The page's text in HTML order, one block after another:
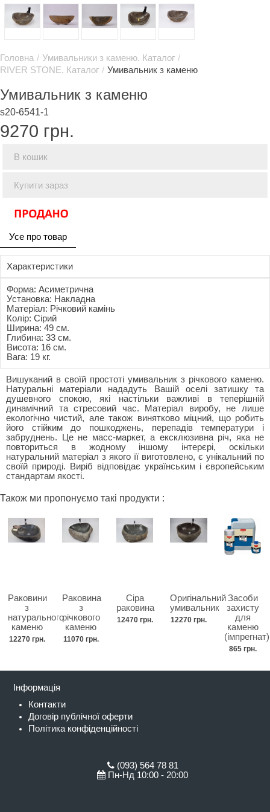
Головна / Умивальники з каменю. Каталог /
RIVER STONE. Каталог / Умивальник з каменю
Умивальник з каменю
s20-6541-1
9270 грн.
В кошик
Купити зараз
Усе про товар
Характеристики
Форма: Асиметрична
Установка: Накладна
Матеріал: Річковий камінь
Колір: Сірий
Ширина: 49 см.
Глибина: 33 см.
Висота: 16 см.
Вага: 19 кг.
Вишуканий в своїй простоті умивальник з річкового каменю.
Натуральні матеріали нададуть Вашій оселі затишку та
душевного спокою, які настільки важливі в теперішній
динамічний та стресовий час. Матеріал виробу, не лише
екологічно чистий, але також винятково міцний, що робить
його стійким до пошкоджень, перепадів температури і
забруднень. Це не масс-маркет, а ексклюзивна річ, яка не
повториться в жодному іншому інтерєрі, оскільки
натуральний матеріал з якого її виготовлено, є унікальний по
своїй природі. Виріб відповідає українським і європейським
стандартам якості.
Також ми пропонуємо такі продукти :
Раковини
з
натурального
каменю
12270 грн.
Раковина
з
річкового
каменю
11070 грн.
Сіра
раковина
12470 грн.
Оригінальний
умивальник
12270 грн.
Засоби
захисту
для
каменю
(імпрегнат)
865 грн.
Інформація
Контакти
Договір публічної оферти
Політика конфіденційності
(093) 564 78 81
Пн-Нд 10:00 - 20:00